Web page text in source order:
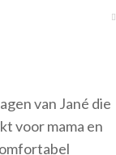
van Jané die
voor mama en